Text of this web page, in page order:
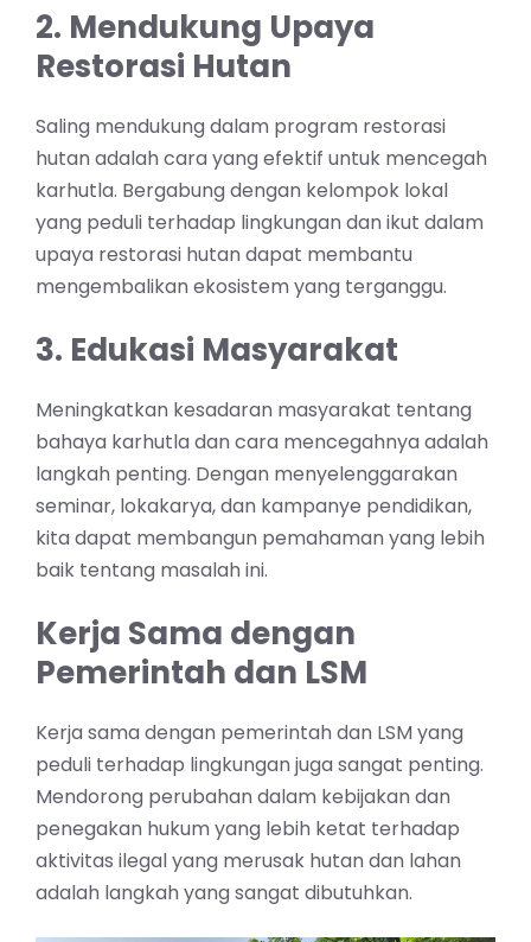
2. Mendukung Upaya
Restorasi Hutan
Saling mendukung dalam program restorasi
hutan adalah cara yang efektif untuk mencegah
karhutla. Bergabung dengan kelompok lokal
yang peduli terhadap lingkungan dan ikut dalam
upaya restorasi hutan dapat membantu
mengembalikan ekosistem yang terganggu.
3. Edukasi Masyarakat
Meningkatkan kesadaran masyarakat tentang
bahaya karhutla dan cara mencegahnya adalah
langkah penting. Dengan menyelenggarakan
seminar, lokakarya, dan kampanye pendidikan,
kita dapat membangun pemahaman yang lebih
baik tentang masalah ini.
Kerja Sama dengan
Pemerintah dan LSM
Kerja sama dengan pemerintah dan LSM yang
peduli terhadap lingkungan juga sangat penting.
Mendorong perubahan dalam kebijakan dan
penegakan hukum yang lebih ketat terhadap
aktivitas ilegal yang merusak hutan dan lahan
adalah langkah yang sangat dibutuhkan.